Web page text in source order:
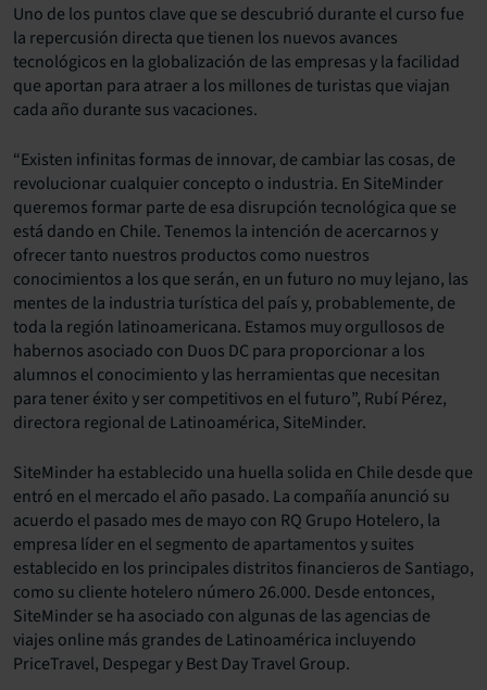
Uno de los puntos clave que se descubrió durante el curso fue
la repercusión directa que tienen los nuevos avances
tecnológicos en la globalización de las empresas y la facilidad
que aportan para atraer a los millones de turistas que viajan
cada año durante sus vacaciones.
“Existen infinitas formas de innovar, de cambiar las cosas, de
revolucionar cualquier concepto o industria. En SiteMinder
queremos formar parte de esa disrupción tecnológica que se
está dando en Chile. Tenemos la intención de acercarnos y
ofrecer tanto nuestros productos como nuestros
conocimientos a los que serán, en un futuro no muy lejano, las
mentes de la industria turística del país y, probablemente, de
toda la región latinoamericana. Estamos muy orgullosos de
habernos asociado con Duos DC para proporcionar a los
alumnos el conocimiento y las herramientas que necesitan
para tener éxito y ser competitivos en el futuro”, Rubí Pérez,
directora regional de Latinoamérica, SiteMinder.
SiteMinder ha establecido una huella solida en Chile desde que
entró en el mercado el año pasado. La compañía anunció su
acuerdo el pasado mes de mayo con RQ Grupo Hotelero, la
empresa líder en el segmento de apartamentos y suites
establecido en los principales distritos financieros de Santiago,
como su cliente hotelero número 26.000. Desde entonces,
SiteMinder se ha asociado con algunas de las agencias de
viajes online más grandes de Latinoamérica incluyendo
PriceTravel, Despegar y Best Day Travel Group.